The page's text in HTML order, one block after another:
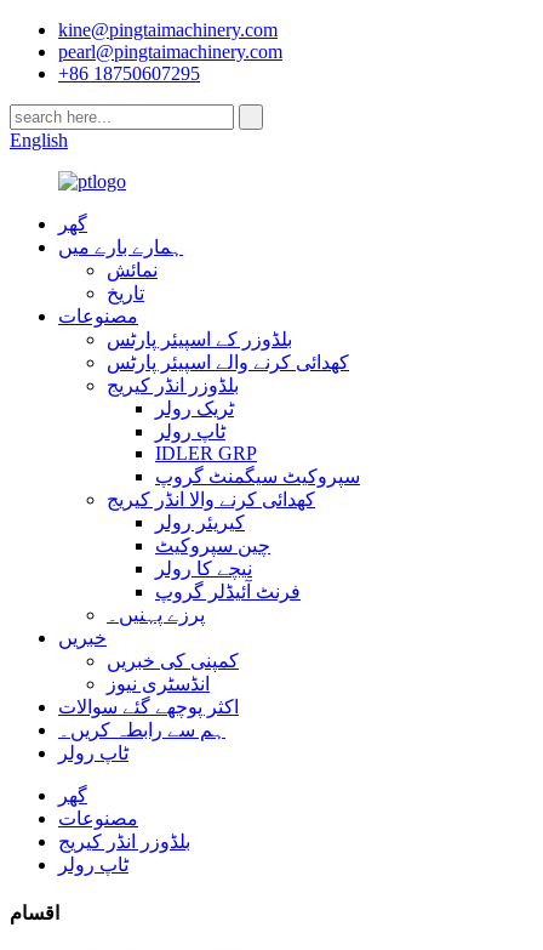
kine@pingtaimachinery.com
pearl@pingtaimachinery.com
+86 18750607295
English
گھر
ہمارے بارے میں
نمائش
تاریخ
مصنوعات
بلڈوزر کے اسپیئر پارٹس
کھدائی کرنے والے اسپیئر پارٹس
بلڈوزر انڈر کیریج
ٹریک رولر
ٹاپ رولر
IDLER GRP
سپروکیٹ سیگمنٹ گروپ
کھدائی کرنے والا انڈر کیریج
کیریئر رولر
چین سپروکیٹ
نیچے کا رولر
فرنٹ آئیڈلر گروپ
پرزے پہنیں۔
خبریں
کمپنی کی خبریں
انڈسٹری نیوز
اکثر پوچھے گئے سوالات
ہم سے رابطہ کریں۔
ٹاپ رولر
گھر
مصنوعات
بلڈوزر انڈر کیریج
ٹاپ رولر
اقسام